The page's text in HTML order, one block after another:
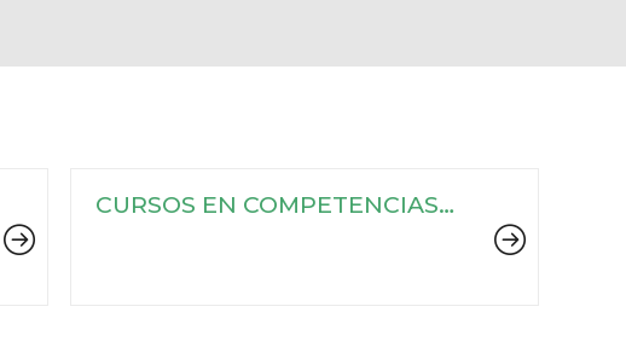
CURSOS EN COMPETENCIAS